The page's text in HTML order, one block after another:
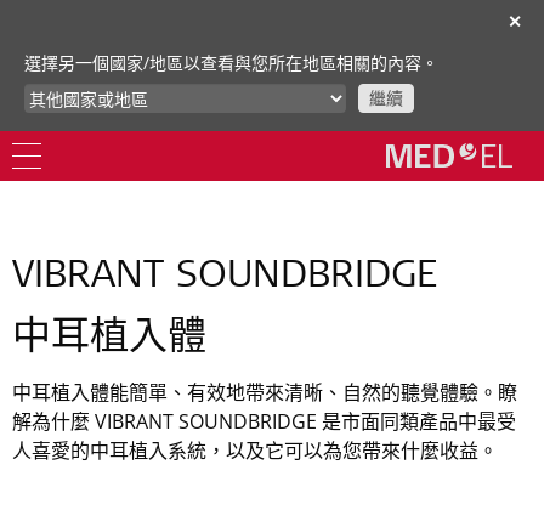
✕
選擇另一個國家/地區以查看與您所在地區相關的內容。
繼續
VIBRANT SOUNDBRIDGE
中耳植入體
中耳植入體能簡單、有效地帶來清晰、自然的聽覺體驗。瞭
解為什麼 VIBRANT SOUNDBRIDGE 是市面同類產品中最受
人喜愛的中耳植入系統，以及它可以為您帶來什麼收益。